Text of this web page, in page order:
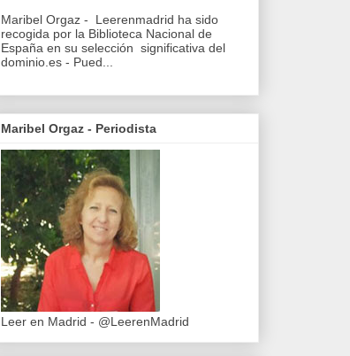
Maribel Orgaz - Leerenmadrid ha sido
recogida por la Biblioteca Nacional de
España en su selección significativa del
dominio.es - Pued...
Maribel Orgaz - Periodista
Leer en Madrid - @LeerenMadrid